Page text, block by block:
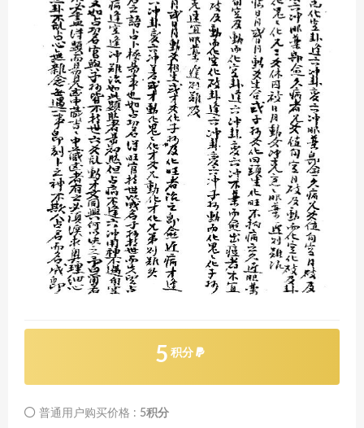
5 积分
普通用户购买价格 : 5积分